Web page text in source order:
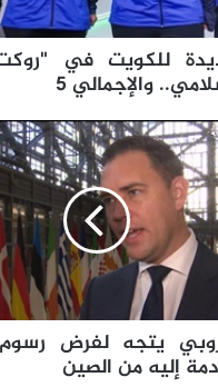
للكويت في
والإجمالي 5
يتجه لفرض
إليه من الصين